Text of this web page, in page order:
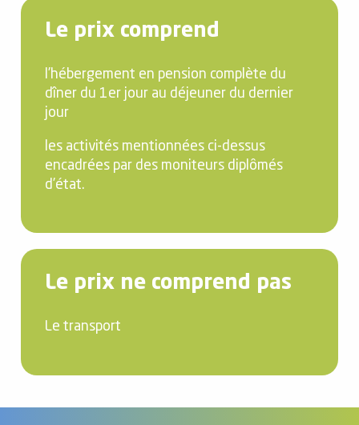
Le prix comprend
l’hébergement en pension complète du
dîner du 1er jour au déjeuner du dernier
jour
les activités mentionnées ci-dessus
encadrées par des moniteurs diplômés
d’état.
Le prix ne comprend pas
Le transport